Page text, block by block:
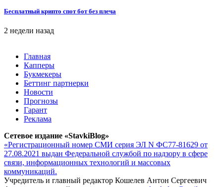
Бесплатный крипто спот бот без плеча
2 недели назад
Главная
Капперы
Букмекеры
Беттинг партнерки
Новости
Прогнозы
Гарант
Реклама
Сетевое издание «StavkiBlog»
«Регистрационный номер СМИ серия ЭЛ N ФС77-81629 от
27.08.2021 выдан Федеральной службой по надзору в сфере
связи, информационных технологий и массовых
коммуникаций.
Учредитель и главный редактор Кошелев Антон Сергеевич